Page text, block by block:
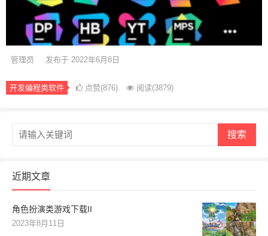
管理员 发布于 2022年6月8日
开发编程类软件 点赞(876) 阅读(3879)
搜索
近期文章
角色扮演类游戏下载II
2023年8月11日